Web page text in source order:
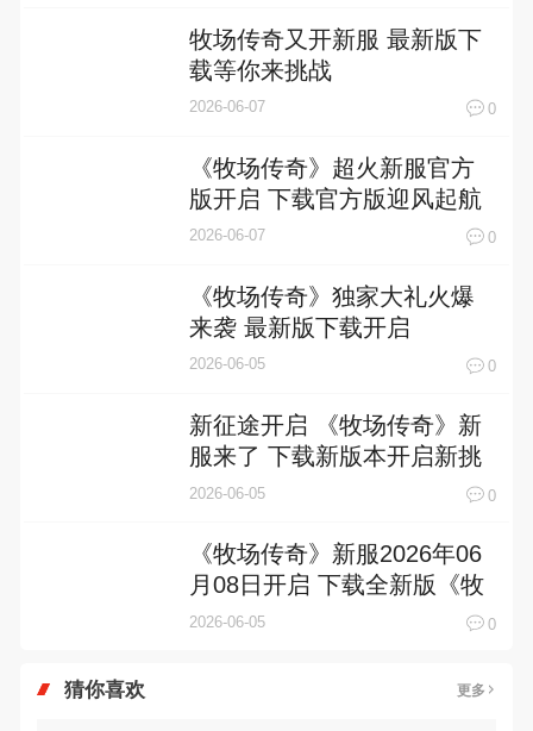
牧场传奇又开新服 最新版下
载等你来挑战
2026-06-07 0
《牧场传奇》超火新服官方
版开启 下载官方版迎风起航
2026-06-07 0
《牧场传奇》独家大礼火爆
来袭 最新版下载开启
2026-06-05 0
新征途开启 《牧场传奇》新
服来了 下载新版本开启新挑
战
2026-06-05 0
《牧场传奇》新服2026年06
月08日开启 下载全新版《牧
场传奇》专享新服礼包
2026-06-05 0
猜你喜欢 更多